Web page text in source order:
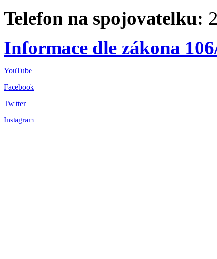
Telefon na spojovatelku:
Informace dle zákona
YouTube
Facebook
Twitter
Instagram